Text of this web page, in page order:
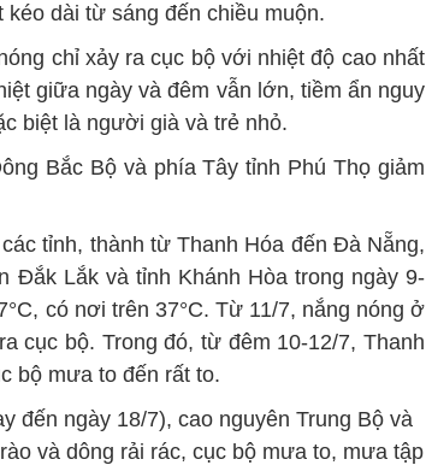
dài từ sáng đến chiều muộn.
chỉ xảy ra cục bộ với nhiệt độ cao nhất
giữa ngày và đêm vẫn lớn, tiềm ẩn nguy
biệt là người già và trẻ nhỏ.
Bắc Bộ và phía Tây tỉnh Phú Thọ giảm
tỉnh, thành từ Thanh Hóa đến Đà Nẵng,
Đắk Lắk và tỉnh Khánh Hòa trong ngày 9-
có nơi trên 37°C. Từ 11/7, nắng nóng ở
cục bộ. Trong đó, từ đêm 10-12/7, Thanh
bộ mưa to đến rất to.
đến ngày 18/7), cao nguyên Trung Bộ và
và dông rải rác, cục bộ mưa to, mưa tập